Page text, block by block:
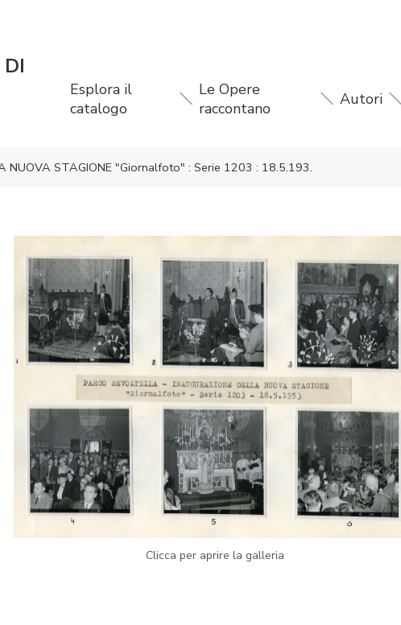
DI
Esplora il
catalogo
Le Opere
raccontano
Autori
NUOVA STAGIONE "Giornalfoto" : Serie 1203 : 18.5.193.
Clicca per aprire la galleria